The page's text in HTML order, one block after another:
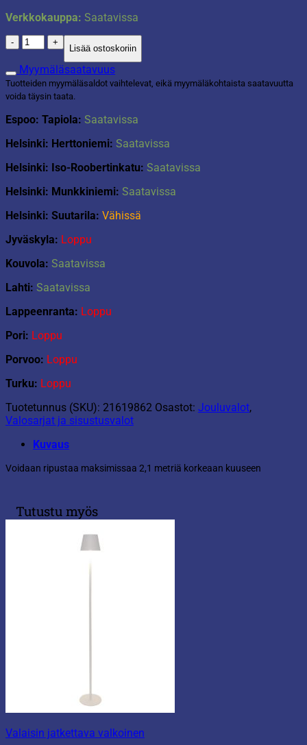
Verkkokauppa: Saatavissa
Valosarja
672
LED
määrä
Lisää ostoskoriin
Myymäläsaatavuus
Tuotteiden myymäläsaldot vaihtelevat, eikä myymäläkohtaista saatavuutta
voida täysin taata.
Espoo: Tapiola: Saatavissa
Helsinki: Herttoniemi: Saatavissa
Helsinki: Iso-Roobertinkatu: Saatavissa
Helsinki: Munkkiniemi: Saatavissa
Helsinki: Suutarila: Vähissä
Jyväskyla: Loppu
Kouvola: Saatavissa
Lahti: Saatavissa
Lappeenranta: Loppu
Pori: Loppu
Porvoo: Loppu
Turku: Loppu
Tuotetunnus (SKU): 21619862 Osastot: Jouluvalot,
Valosarjat ja sisustusvalot
Kuvaus
Voidaan ripustaa maksimissaa 2,1 metriä korkeaan kuuseen
Tutustu myös
Valaisin jatkettava valkoinen